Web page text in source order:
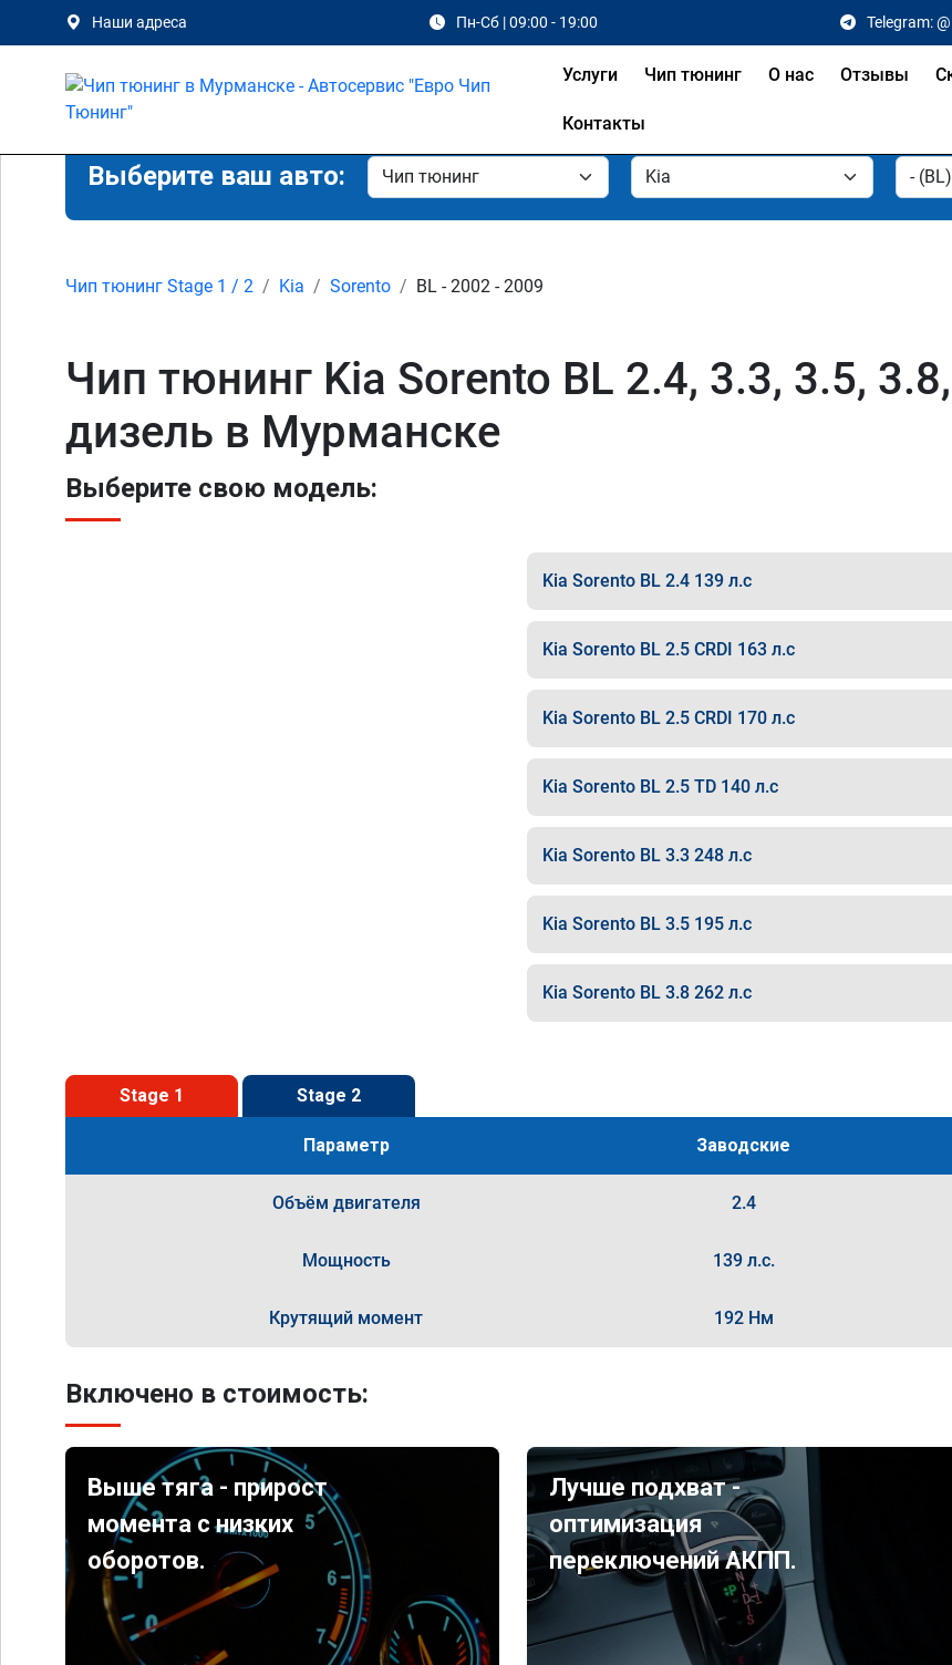
Наши адреса Пн-Сб | 09:00 - 19:00 Telegram:
Услуги Чип тюнинг О нас Отзывы
Контакты
Выберите ваш авто:
Чип тюнинг Stage 1 / 2 Kia Sorento BL - 2002 - 2009
Чип тюнинг Kia Sorento BL 2.4, 3.3, 3.5,
дизель в Мурманске
Выберите свою модель:
Kia Sorento BL 2.4 139 л.с
Kia Sorento BL 2.5 CRDI 163 л.с
Kia Sorento BL 2.5 CRDI 170 л.с
Kia Sorento BL 2.5 TD 140 л.с
Kia Sorento BL 3.3 248 л.с
Kia Sorento BL 3.5 195 л.с
Kia Sorento BL 3.8 262 л.с
Stage 1 Stage 2
Параметр Заводские
Объём двигателя 2.4
Мощность 139 л.с.
Крутящий момент 192 Нм
Включено в стоимость:
Выше тяга - прирост
момента с низких
оборотов.
Лучше подхват -
оптимизация
переключений АКПП.